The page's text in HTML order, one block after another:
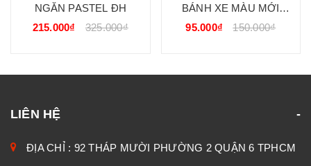
NGĂN PASTEL ĐH
215.000₫
325.000₫
BÁNH XE MÀU MỚI
PASTEL ĐH
95.000₫ 150.000₫
LIÊN HỆ
ĐỊA CHỈ : 92 THÁP MƯỜI PHƯỜNG 2 QUẬN 6 TPHCM